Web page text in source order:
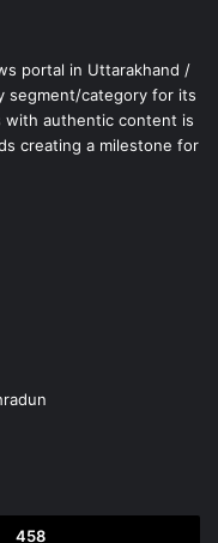
portal in Uttarakhand /
segment/category for its
with authentic content is
creating a milestone for
458